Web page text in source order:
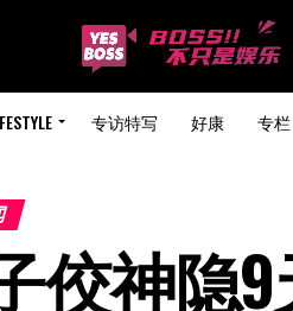
专访特写 好康 专栏
佼神隐